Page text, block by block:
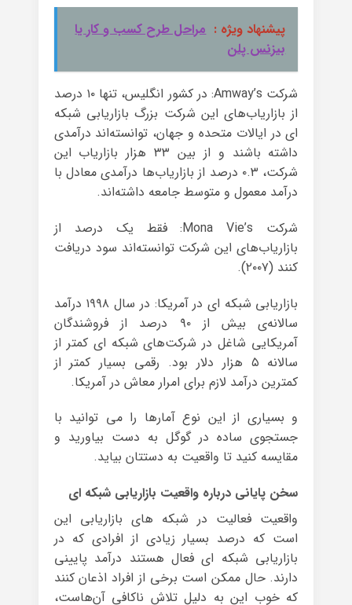
پیشنهاد ویژه : مراحل طرح کسب و کار یا
بیزنس پلن
شرکت Amway’s: در کشور انگلیس، تنها ۱۰ درصد
از بازاریاب‌های این شرکت بزرگ بازاریابی شبکه
ای در ایالات متحده و جهان، توانسته‌اند درآمدی
داشته باشند و از بین ۳۳ هزار بازاریاب این
شرکت، ۰.۳ درصد از بازاریاب‌ها درآمدی معادل با
درآمد معمول و متوسط جامعه داشته‌اند.
شرکت Mona Vie’s: فقط یک درصد از
بازاریاب‌های این شرکت توانسته‌اند سود دریافت
کنند (۲۰۰۷).
بازاریابی شبکه ای در آمریکا: در سال ۱۹۹۸ درآمد
سالانه‌ی بیش از ۹۰ درصد از فروشندگان
آمریکایی شاغل در شرکت‌های شبکه ای کمتر از
سالانه ۵ هزار دلار بود. رقمی بسیار کمتر از
کمترین درآمد لازم برای امرار معاش در آمریکا.
و بسیاری از این نوع آمارها را می توانید با
جستجوی ساده در گوگل به دست بیاورید و
مقایسه کنید تا واقعیت به دستتان بیاید.
سخن پایانی درباره واقعیت بازاریابی شبکه ای
واقعیت فعالیت در شبکه های بازاریابی این
است که درصد بسیار زیادی از افرادی که در
بازاریابی شبکه ای فعال هستند درآمد پایینی
دارند. حال ممکن است برخی از افراد اذعان کنند
که خوب این به دلیل تلاش ناکافی آن‌هاست،